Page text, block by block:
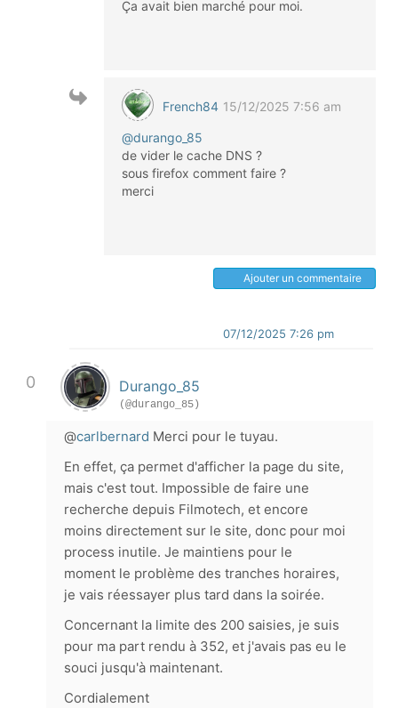
Ça avait bien marché pour moi.
French84 15/12/2025 7:56 am
@durango_85
de vider le cache DNS ?
sous firefox comment faire ?
merci
Ajouter un commentaire
0
07/12/2025 7:26 pm
Durango_85
(@durango_85)
@carlbernard Merci pour le tuyau.
En effet, ça permet d'afficher la page du site,
mais c'est tout. Impossible de faire une
recherche depuis Filmotech, et encore
moins directement sur le site, donc pour moi
process inutile. Je maintiens pour le
moment le problème des tranches horaires,
je vais réessayer plus tard dans la soirée.
Concernant la limite des 200 saisies, je suis
pour ma part rendu à 352, et j'avais pas eu le
souci jusqu'à maintenant.
Cordialement